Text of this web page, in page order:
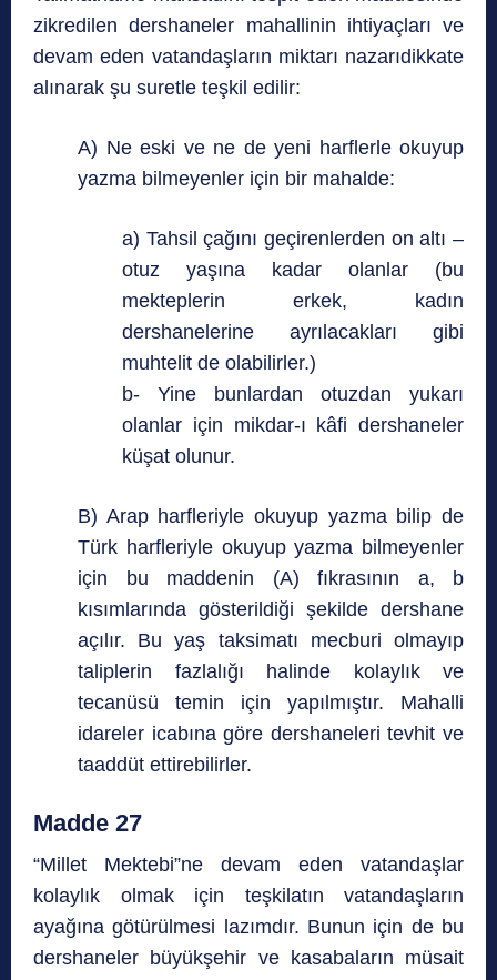
zikredilen dershaneler mahallinin ihtiyaçları ve
devam eden vatandaşların miktarı nazarıdikkate
alınarak şu suretle teşkil edilir:
A) Ne eski ve ne de yeni harflerle okuyup
yazma bilmeyenler için bir mahalde:
a) Tahsil çağını geçirenlerden on altı –
otuz yaşına kadar olanlar (bu
mekteplerin erkek, kadın
dershanelerine ayrılacakları gibi
muhtelit de olabilirler.)
b- Yine bunlardan otuzdan yukarı
olanlar için mikdar-ı kâfi dershaneler
küşat olunur.
B) Arap harfleriyle okuyup yazma bilip de
Türk harfleriyle okuyup yazma bilmeyenler
için bu maddenin (A) fıkrasının a, b
kısımlarında gösterildiği şekilde dershane
açılır. Bu yaş taksimatı mecburi olmayıp
taliplerin fazlalığı halinde kolaylık ve
tecanüsü temin için yapılmıştır. Mahalli
idareler icabına göre dershaneleri tevhit ve
taaddüt ettirebilirler.
Madde 27
“Millet Mektebi”ne devam eden vatandaşlar
kolaylık olmak için teşkilatın vatandaşların
ayağına götürülmesi lazımdır. Bunun için de bu
dershaneler büyükşehir ve kasabaların müsait